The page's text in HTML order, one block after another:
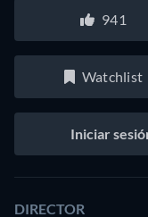
941
Watchlist
Iniciar
DIRECTOR